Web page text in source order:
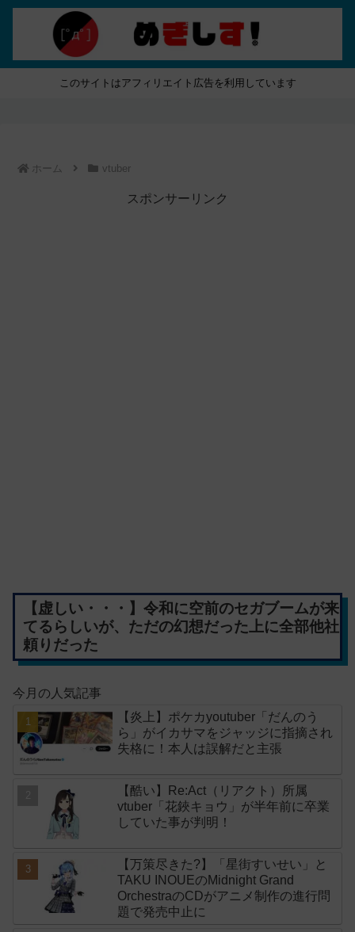
このサイトはアフィリエイト広告を利用しています
ホーム vtuber
スポンサーリンク
【虚しい・・・】令和に空前のセガブームが来
てるらしいが、ただの幻想だった上に全部他社
頼りだった
今月の人気記事
【炎上】ポケカyoutuber「だんのう
ら」がイカサマをジャッジに指摘され
失格に！本人は誤解だと主張
【酷い】Re:Act（リアクト）所属
vtuber「花鋏キョウ」が半年前に卒業
していた事が判明！
【万策尽きた?】「星街すいせい」と
TAKU INOUEのMidnight Grand
OrchestraのCDがアニメ制作の進行問
題で発売中止に